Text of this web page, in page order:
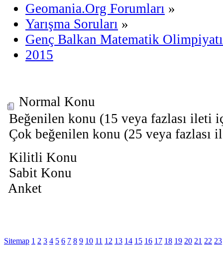
Geomania.Org Forumları »
Yarışma Soruları »
Genç Balkan Matematik Olimpiyatı
2015
Normal Konu
Beğenilen konu (15 veya fazlası ileti
Çok beğenilen konu (25 veya fazlası
Kilitli Konu
Sabit Konu
Anket
Sitemap 1 2 3 4 5 6 7 8 9 10 11 12 13 14 15 16 17 18 19 20 21 22 23